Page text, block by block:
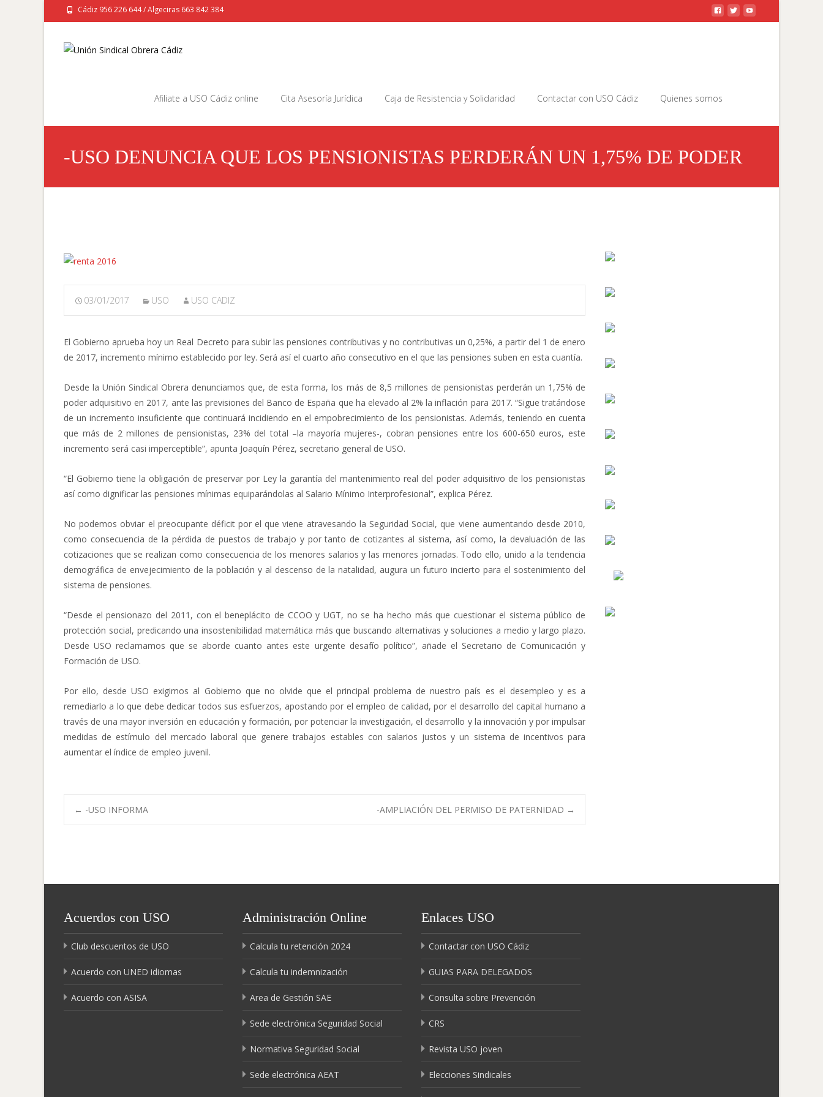
Cádiz 956 226 644 / Algeciras 663 842 384
Afiliate a USO Cádiz online Cita Asesoría Jurídica Caja de Resistencia y Solidaridad Contactar con USO Cádiz Quienes somos
-USO DENUNCIA QUE LOS PENSIONISTAS PERDERÁN UN 1,75% DE PODER
03/01/2017 USO USO CADIZ
El Gobierno aprueba hoy un Real Decreto para subir las pensiones contributivas y no contributivas un 0,25%, a partir del 1 de enero
de 2017, incremento mínimo establecido por ley. Será así el cuarto año consecutivo en el que las pensiones suben en esta cuantía.
Desde la Unión Sindical Obrera denunciamos que, de esta forma, los más de 8,5 millones de pensionistas perderán un 1,75% de
poder adquisitivo en 2017, ante las previsiones del Banco de España que ha elevado al 2% la inflación para 2017. “Sigue tratándose
de un incremento insuficiente que continuará incidiendo en el empobrecimiento de los pensionistas. Además, teniendo en cuenta
que más de 2 millones de pensionistas, 23% del total –la mayoría mujeres-, cobran pensiones entre los 600-650 euros, este
incremento será casi imperceptible”, apunta Joaquín Pérez, secretario general de USO.
“El Gobierno tiene la obligación de preservar por Ley la garantía del mantenimiento real del poder adquisitivo de los pensionistas
así como dignificar las pensiones mínimas equiparándolas al Salario Mínimo Interprofesional”, explica Pérez.
No podemos obviar el preocupante déficit por el que viene atravesando la Seguridad Social, que viene aumentando desde 2010,
como consecuencia de la pérdida de puestos de trabajo y por tanto de cotizantes al sistema, así como, la devaluación de las
cotizaciones que se realizan como consecuencia de los menores salarios y las menores jornadas. Todo ello, unido a la tendencia
demográfica de envejecimiento de la población y al descenso de la natalidad, augura un futuro incierto para el sostenimiento del
sistema de pensiones.
“Desde el pensionazo del 2011, con el beneplácito de CCOO y UGT, no se ha hecho más que cuestionar el sistema público de
protección social, predicando una insostenibilidad matemática más que buscando alternativas y soluciones a medio y largo plazo.
Desde USO reclamamos que se aborde cuanto antes este urgente desafío político”, añade el Secretario de Comunicación y
Formación de USO.
Por ello, desde USO exigimos al Gobierno que no olvide que el principal problema de nuestro país es el desempleo y es a
remediarlo a lo que debe dedicar todos sus esfuerzos, apostando por el empleo de calidad, por el desarrollo del capital humano a
través de una mayor inversión en educación y formación, por potenciar la investigación, el desarrollo y la innovación y por impulsar
medidas de estímulo del mercado laboral que genere trabajos estables con salarios justos y un sistema de incentivos para
aumentar el índice de empleo juvenil.
Navegación
← -USO INFORMA -AMPLIACIÓN DEL PERMISO DE PATERNIDAD →
Acuerdos con USO
Club descuentos de USO
Acuerdo con UNED idiomas
Acuerdo con ASISA
Administración Online
Calcula tu retención 2024
Calcula tu indemnización
Area de Gestión SAE
Sede electrónica Seguridad Social
Normativa Seguridad Social
Sede electrónica AEAT
Enlaces USO
Contactar con USO Cádiz
GUIAS PARA DELEGADOS
Consulta sobre Prevención
CRS
Revista USO joven
Elecciones Sindicales